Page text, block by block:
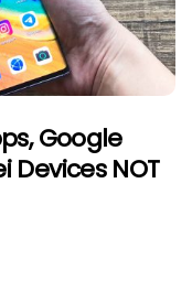
Google
Devices NOT